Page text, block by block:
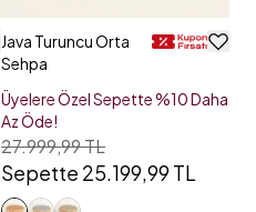
Java Turuncu Orta
Sehpa
Üyelere Özel Sepette %10 Daha
Az Öde!
27.999,99 TL
Sepette 25.199,99 TL